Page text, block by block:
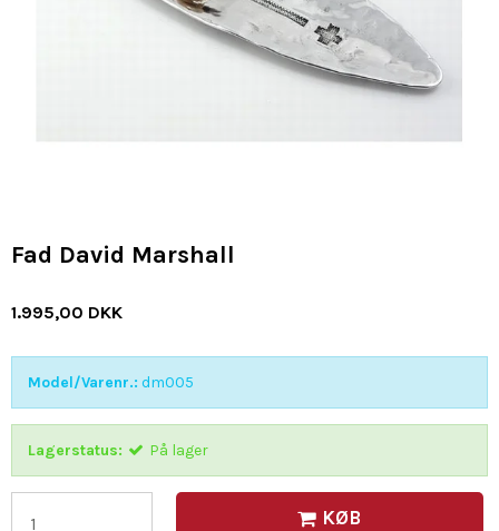
Fad David Marshall
1.995,00 DKK
Model/Varenr.: dm005
Lagerstatus: På lager
KØB